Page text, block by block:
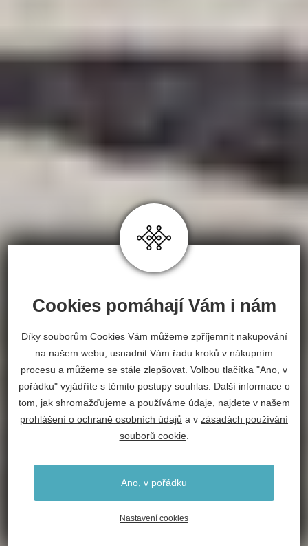
Cookies pomáhají Vám i nám
Díky souborům Cookies Vám můžeme zpříjemnit nakupování
na našem webu, usnadnit Vám řadu kroků v nákupním
procesu a můžeme se stále zlepšovat. Volbou tlačítka "Ano, v
pořádku" vyjádříte s těmito postupy souhlas. Další informace o
tom, jak shromažďujeme a používáme údaje, najdete v našem
prohlášení o ochraně osobních údajů a v zásadách používání
souborů cookie.
Ano, v pořádku
Nastavení cookies